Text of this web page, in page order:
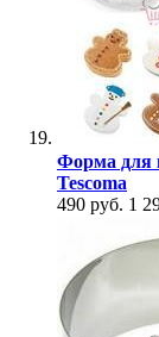
Форма для
Tescoma
490 руб. 1